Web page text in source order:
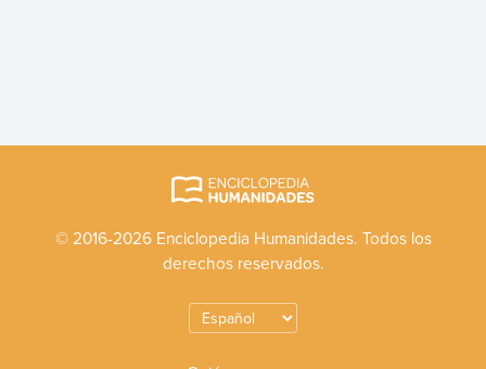
© 2016-2026 Enciclopedia Humanidades. Todos los
derechos reservados.